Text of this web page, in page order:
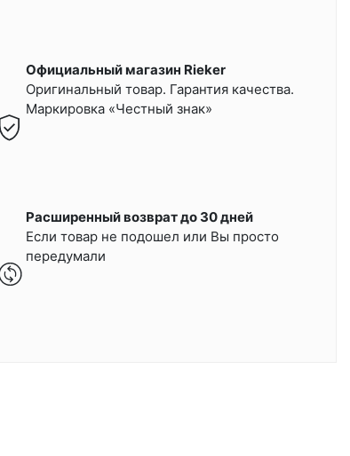
Официальный магазин Rieker
Оригинальный товар. Гарантия качества.
Маркировка «Честный знак»
Расширенный возврат до 30 дней
Если товар не подошел или Вы просто
передумали